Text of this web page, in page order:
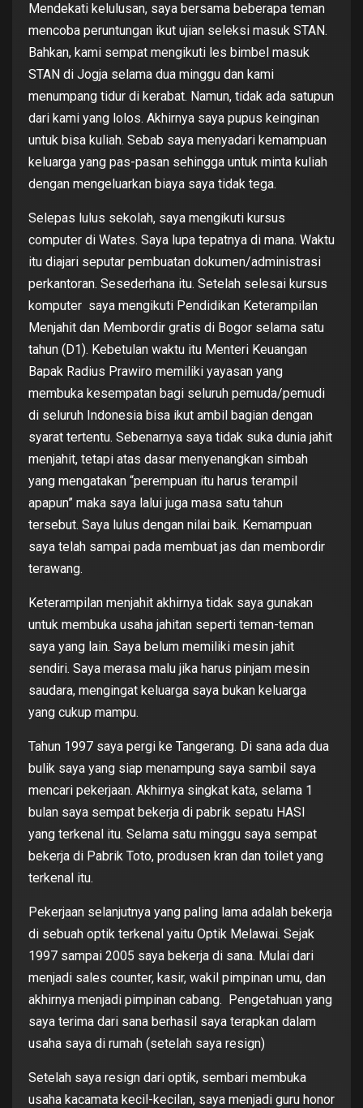
Mendekati kelulusan, saya bersama beberapa teman
mencoba peruntungan ikut ujian seleksi masuk STAN.
Bahkan, kami sempat mengikuti les bimbel masuk
STAN di Jogja selama dua minggu dan kami
menumpang tidur di kerabat. Namun, tidak ada satupun
dari kami yang lolos. Akhirnya saya pupus keinginan
untuk bisa kuliah. Sebab saya menyadari kemampuan
keluarga yang pas-pasan sehingga untuk minta kuliah
dengan mengeluarkan biaya saya tidak tega.
Selepas lulus sekolah, saya mengikuti kursus
computer di Wates. Saya lupa tepatnya di mana. Waktu
itu diajari seputar pembuatan dokumen/administrasi
perkantoran. Sesederhana itu. Setelah selesai kursus
komputer saya mengikuti Pendidikan Keterampilan
Menjahit dan Membordir gratis di Bogor selama satu
tahun (D1). Kebetulan waktu itu Menteri Keuangan
Bapak Radius Prawiro memiliki yayasan yang
membuka kesempatan bagi seluruh pemuda/pemudi
di seluruh Indonesia bisa ikut ambil bagian dengan
syarat tertentu. Sebenarnya saya tidak suka dunia jahit
menjahit, tetapi atas dasar menyenangkan simbah
yang mengatakan “perempuan itu harus terampil
apapun” maka saya lalui juga masa satu tahun
tersebut. Saya lulus dengan nilai baik. Kemampuan
saya telah sampai pada membuat jas dan membordir
terawang.
Keterampilan menjahit akhirnya tidak saya gunakan
untuk membuka usaha jahitan seperti teman-teman
saya yang lain. Saya belum memiliki mesin jahit
sendiri. Saya merasa malu jika harus pinjam mesin
saudara, mengingat keluarga saya bukan keluarga
yang cukup mampu.
Tahun 1997 saya pergi ke Tangerang. Di sana ada dua
bulik saya yang siap menampung saya sambil saya
mencari pekerjaan. Akhirnya singkat kata, selama 1
bulan saya sempat bekerja di pabrik sepatu HASI
yang terkenal itu. Selama satu minggu saya sempat
bekerja di Pabrik Toto, produsen kran dan toilet yang
terkenal itu.
Pekerjaan selanjutnya yang paling lama adalah bekerja
di sebuah optik terkenal yaitu Optik Melawai. Sejak
1997 sampai 2005 saya bekerja di sana. Mulai dari
menjadi sales counter, kasir, wakil pimpinan umu, dan
akhirnya menjadi pimpinan cabang. Pengetahuan yang
saya terima dari sana berhasil saya terapkan dalam
usaha saya di rumah (setelah saya resign)
Setelah saya resign dari optik, sembari membuka
usaha kacamata kecil-kecilan, saya menjadi guru honor